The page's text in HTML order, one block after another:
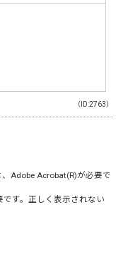
（ID:2763）
、Adobe Acrobat(R)が必要で
です。正しく表示されない